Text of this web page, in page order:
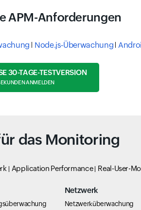
APM-Anforderungen
Node.js-Überwachung
30-TAGE-TESTVERSION
ANMELDEN
das Monitoring
Application Performance Real-User-
Netzwerk
Netzwerküberwachung